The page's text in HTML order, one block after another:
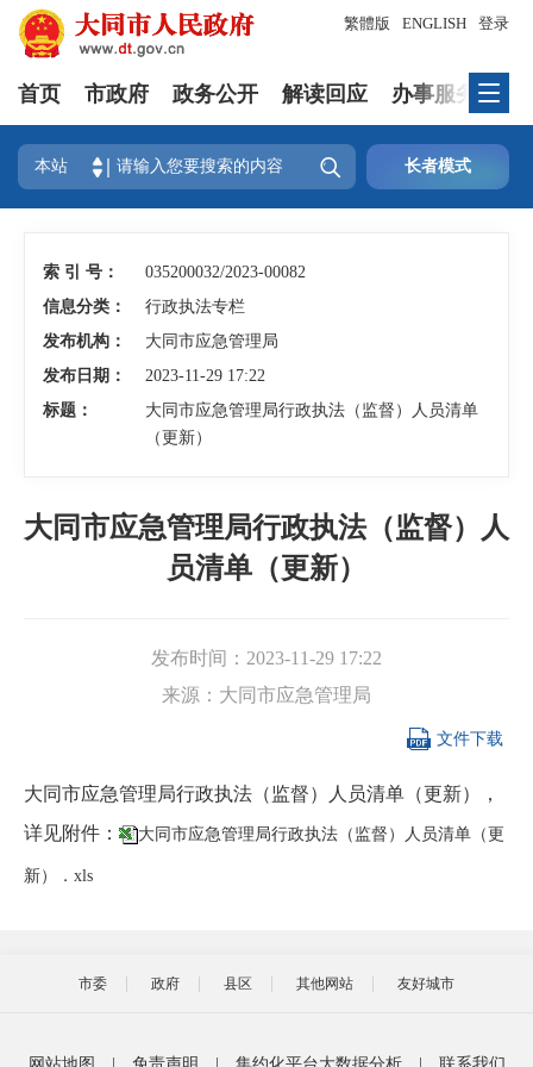
登录
繁體版 ENGLISH
首页 市政府 政务公开 解读回应 办事服务
本站  长者模式
索 引 号：
035200032/2023-00082
信息分类：
行政执法专栏
发布机构：
大同市应急管理局
发布日期：
2023-11-29 17:22
标题：
大同市应急管理局行政执法（监督）人员清单
（更新）
大同市应急管理局行政执法（监督）人
员清单（更新）
发布时间： 2023-11-29 17:22
来源： 大同市应急管理局
 文件下载
大同市应急管理局行政执法（监督）人员清单（更新），
详见附件：
大同市应急管理局行政执法（监督）人员清单（更
新）．xls
市委 政府 县区 其他网站 友好城市